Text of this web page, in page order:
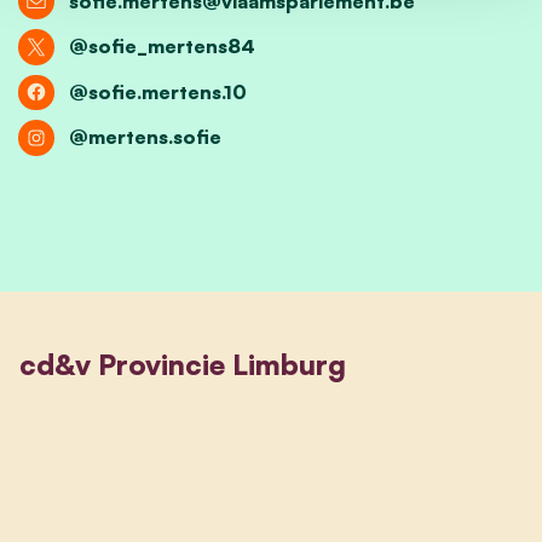
@sofie_mertens84
@sofie.mertens.10
@mertens.sofie
cd&v Provincie Limburg